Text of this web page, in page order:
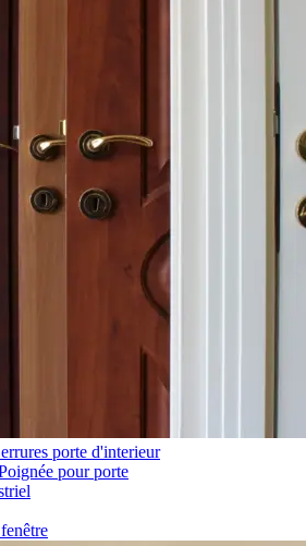
porte d'interieur
pour porte